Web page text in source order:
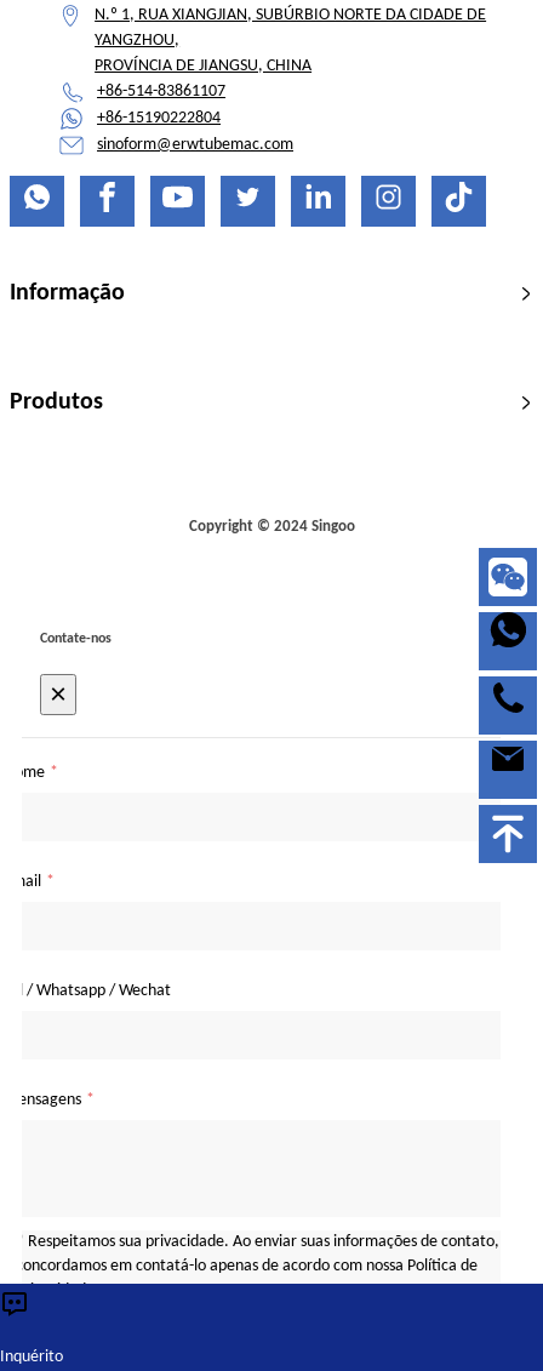
N.º 1, RUA XIANGJIAN, SUBÚRBIO NORTE DA CIDADE DE
YANGZHOU,
PROVÍNCIA DE JIANGSU, CHINA
+86-514-83861107
+86-15190222804
sinoform@erwtubemac.com
Informação
Produtos
Copyright © 2024 Singoo
Contate-nos
×
Nome *
Email *
Tel / Whatsapp / Wechat
Mensagens *
* Respeitamos sua privacidade. Ao enviar suas informações de contato,
concordamos em contatá-lo apenas de acordo com nossa Política de
Privacidade.
Consulta
Inquérito